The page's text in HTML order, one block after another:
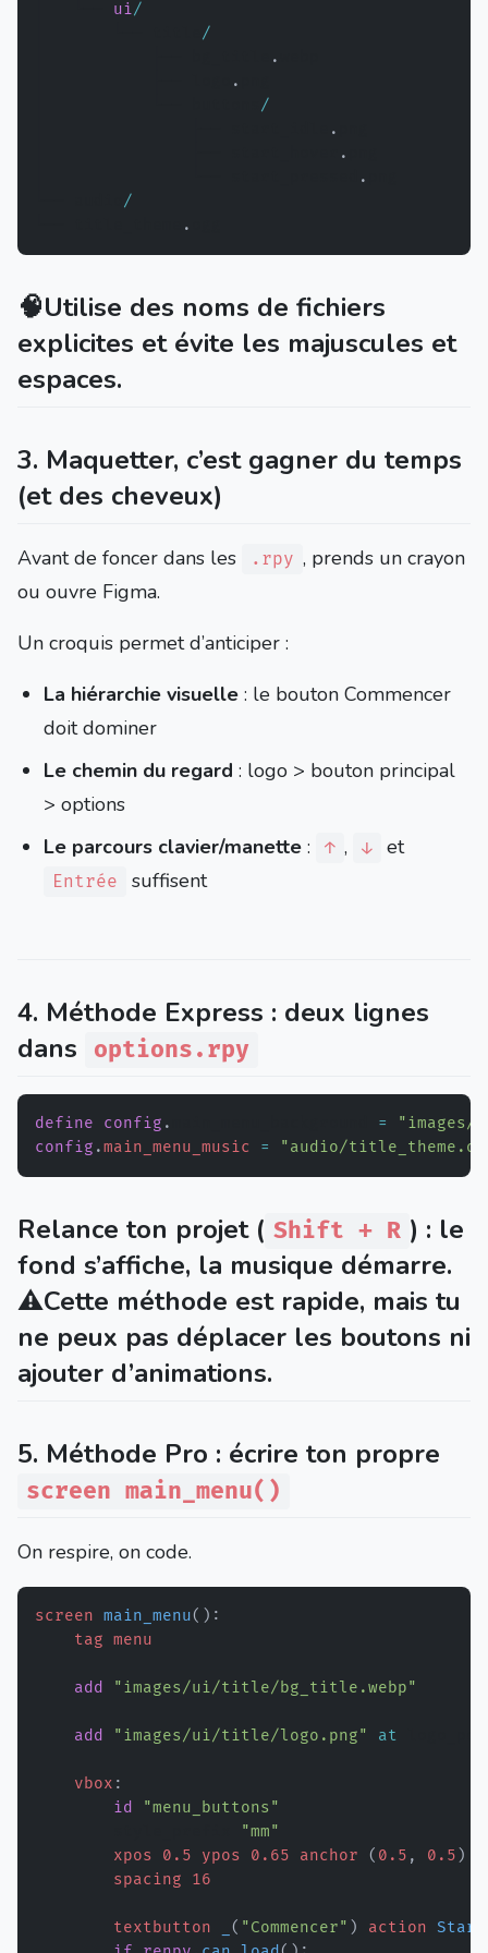
ui/
/
.
.
/
.
.
.
/
.
🧠Utilise des noms de fichiers
explicites et évite les majuscules et
espaces.
3. Maquetter, c’est gagner du temps
(et des cheveux)
Avant de foncer dans les .rpy , prends un crayon
ou ouvre Figma.
Un croquis permet d’anticiper :
La hiérarchie visuelle : le bouton Commencer
doit dominer
Le chemin du regard : logo > bouton principal
> options
Le parcours clavier/manette : ↑ , ↓ et
Entrée suffisent
4. Méthode Express : deux lignes
dans
options.rpy
define config . =
config .main_menu_music = "audio/
Relance ton projet ( Shift + R ) : le
fond s’affiche, la musique démarre.
⚠️Cette méthode est rapide, mais tu
ne peux pas déplacer les boutons ni
ajouter d’animations.
5. Méthode Pro : écrire ton propre
screen main_menu()
On respire, on code.
screen main_menu( ) :
tag menu
add "images/ui/title/bg_title.webp"
add "images/ui/title/logo.png" at
vbox :
id
"menu_buttons"
"mm"
xpos
0.5 ypos 0.65 anchor ( 0.5 , 0.5 )
spacing
16
textbutton ( "Commencer" ) action Start